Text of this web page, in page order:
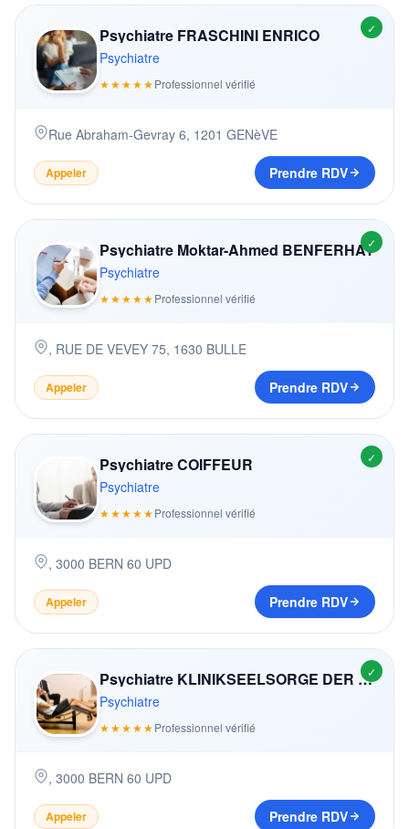
✓
Psychiatre FRASCHINI ENRICO
Psychiatre
★★★★★Professionnel vérifié
Rue Abraham-Gevray 6, 1201 GENèVE
Appeler Prendre RDV
✓
Psychiatre Moktar-Ahmed BENFERHAT
Psychiatre
★★★★★Professionnel vérifié
, RUE DE VEVEY 75, 1630 BULLE
Appeler Prendre RDV
✓
Psychiatre COIFFEUR
Psychiatre
★★★★★Professionnel vérifié
, 3000 BERN 60 UPD
Appeler Prendre RDV
✓
Psychiatre KLINIKSEELSORGE DER GEMEINDE NYDEGG
Psychiatre
★★★★★Professionnel vérifié
, 3000 BERN 60 UPD
Appeler Prendre RDV